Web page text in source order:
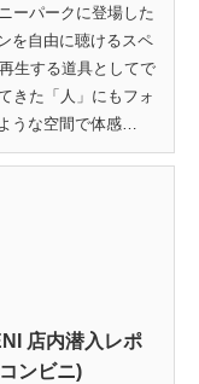
ーパークに登場した
を自由に聴けるスペ
生する道具としてで
きた「人」にもフォ
うな空間で体感…
店内潜入レポ
ンビニ)